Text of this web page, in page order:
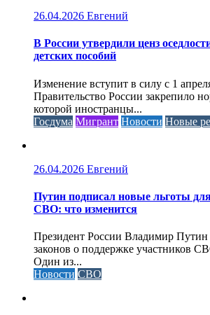
26.04.2026 Евгений
В России утвердили ценз
детских пособий
Изменение вступит в силу с 1
Правительство России закрепило
которой иностранцы...
Госдума Мигрант Новости Новые
26.04.2026 Евгений
Путин подписал новые льготы
СВО: что изменится
Президент России Владимир Путин
законов о поддержке участников
Один из...
Новости СВО